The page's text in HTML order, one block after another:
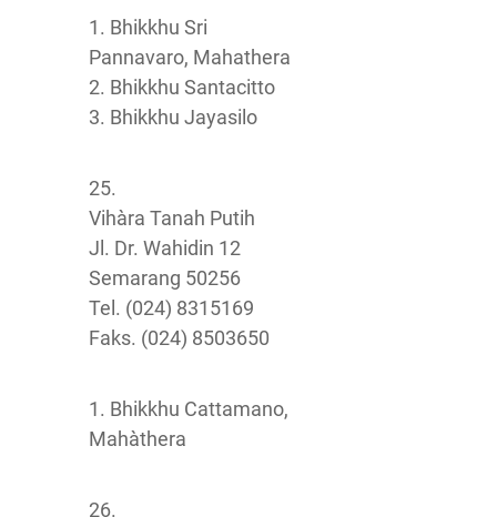
1. Bhikkhu Sri
Pannavaro, Mahathera
2. Bhikkhu Santacitto
3. Bhikkhu Jayasilo
25.
Vihàra Tanah Putih
Jl. Dr. Wahidin 12
Semarang 50256
Tel. (024) 8315169
Faks. (024) 8503650
1. Bhikkhu Cattamano,
Mahàthera
26.